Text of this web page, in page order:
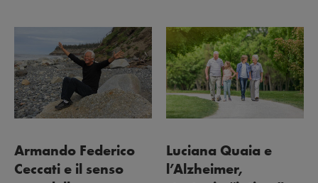
Armando Federico
Ceccati e il senso
Luciana Quaia e
l’Alzheimer,